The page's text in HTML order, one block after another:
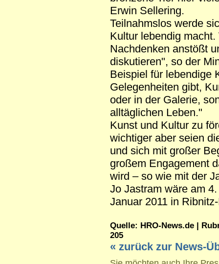
Erwin Sellering.
Teilnahmslos werde
Kultur lebendig
Nachdenken anstößt
diskutieren", so der
Beispiel für lebendige
Gelegenheiten gibt,
oder in der Galerie,
alltäglichen Leben."
Kunst und Kultur zu
wichtiger aber seien
und sich mit großer
großem Engagement
wird – so wie mit der
Jo Jastram wäre am
Januar 2011 in
Quelle: HRO-News.de |
205
« zurück zur News-